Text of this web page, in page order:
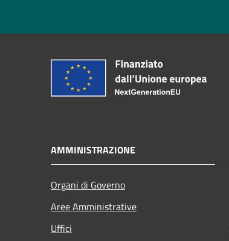
AMMINISTRAZIONE
Organi di Governo
Aree Amministrative
Uffici